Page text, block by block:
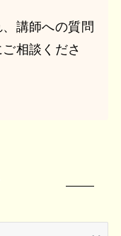
講師への質問
相談くださ